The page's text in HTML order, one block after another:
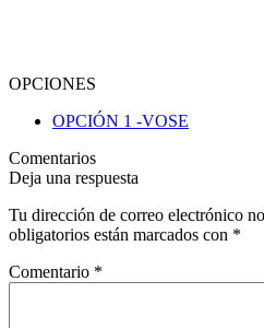
OPCIONES
OPCIÓN 1 -VOSE
Comentarios
Deja una respuesta
Tu dirección de correo electrónico
obligatorios están marcados con *
Comentario *